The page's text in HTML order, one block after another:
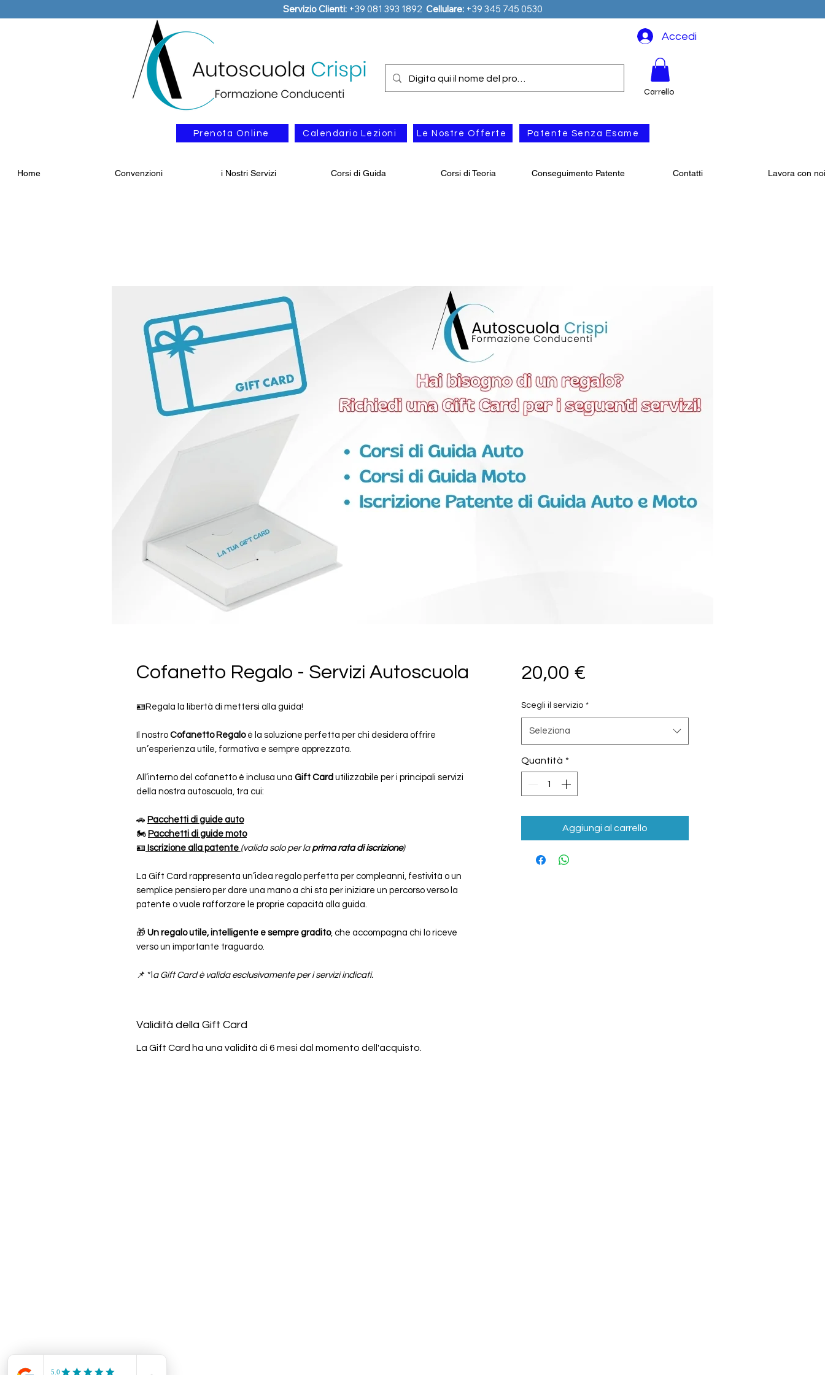
Servizio Clienti: +39 081 393 1892 Cellulare:+39 345 745 0530
Accedi
Carrello
Home Convenzioni i Nostri Servizi Corsi di Guida Corsi di Teoria Conseguimento Patente Contatti Lavora con noi
Prenota Online Calendario Lezioni Le Nostre Offerte Patente Senza Esame
Cofanetto Regalo - Servizi Autoscuola
🪪Regala la libertà di mettersi alla guida!
Il nostro Cofanetto Regalo è la soluzione perfetta per chi desidera offrire
un’esperienza utile, formativa e sempre apprezzata.
All’interno del cofanetto è inclusa una Gift Card utilizzabile per i principali servizi
della nostra autoscuola, tra cui:
🚗 Pacchetti di guide auto
🏍️ Pacchetti di guide moto
🪪 Iscrizione alla patente (valida solo per la prima rata di iscrizione)
La Gift Card rappresenta un’idea regalo perfetta per compleanni, festività o un
semplice pensiero per dare una mano a chi sta per iniziare un percorso verso la
patente o vuole rafforzare le proprie capacità alla guida.
🎁 Un regalo utile, intelligente e sempre gradito, che accompagna chi lo riceve
verso un importante traguardo.
📌 *l a Gift Card è valida esclusivamente per i servizi indicati.
Validità della Gift Card
La Gift Card ha una validità di 6 mesi dal momento dell'acquisto.
20,00 €
Scegli il servizio *
Seleziona
Quantità *
Aggiungi al carrello